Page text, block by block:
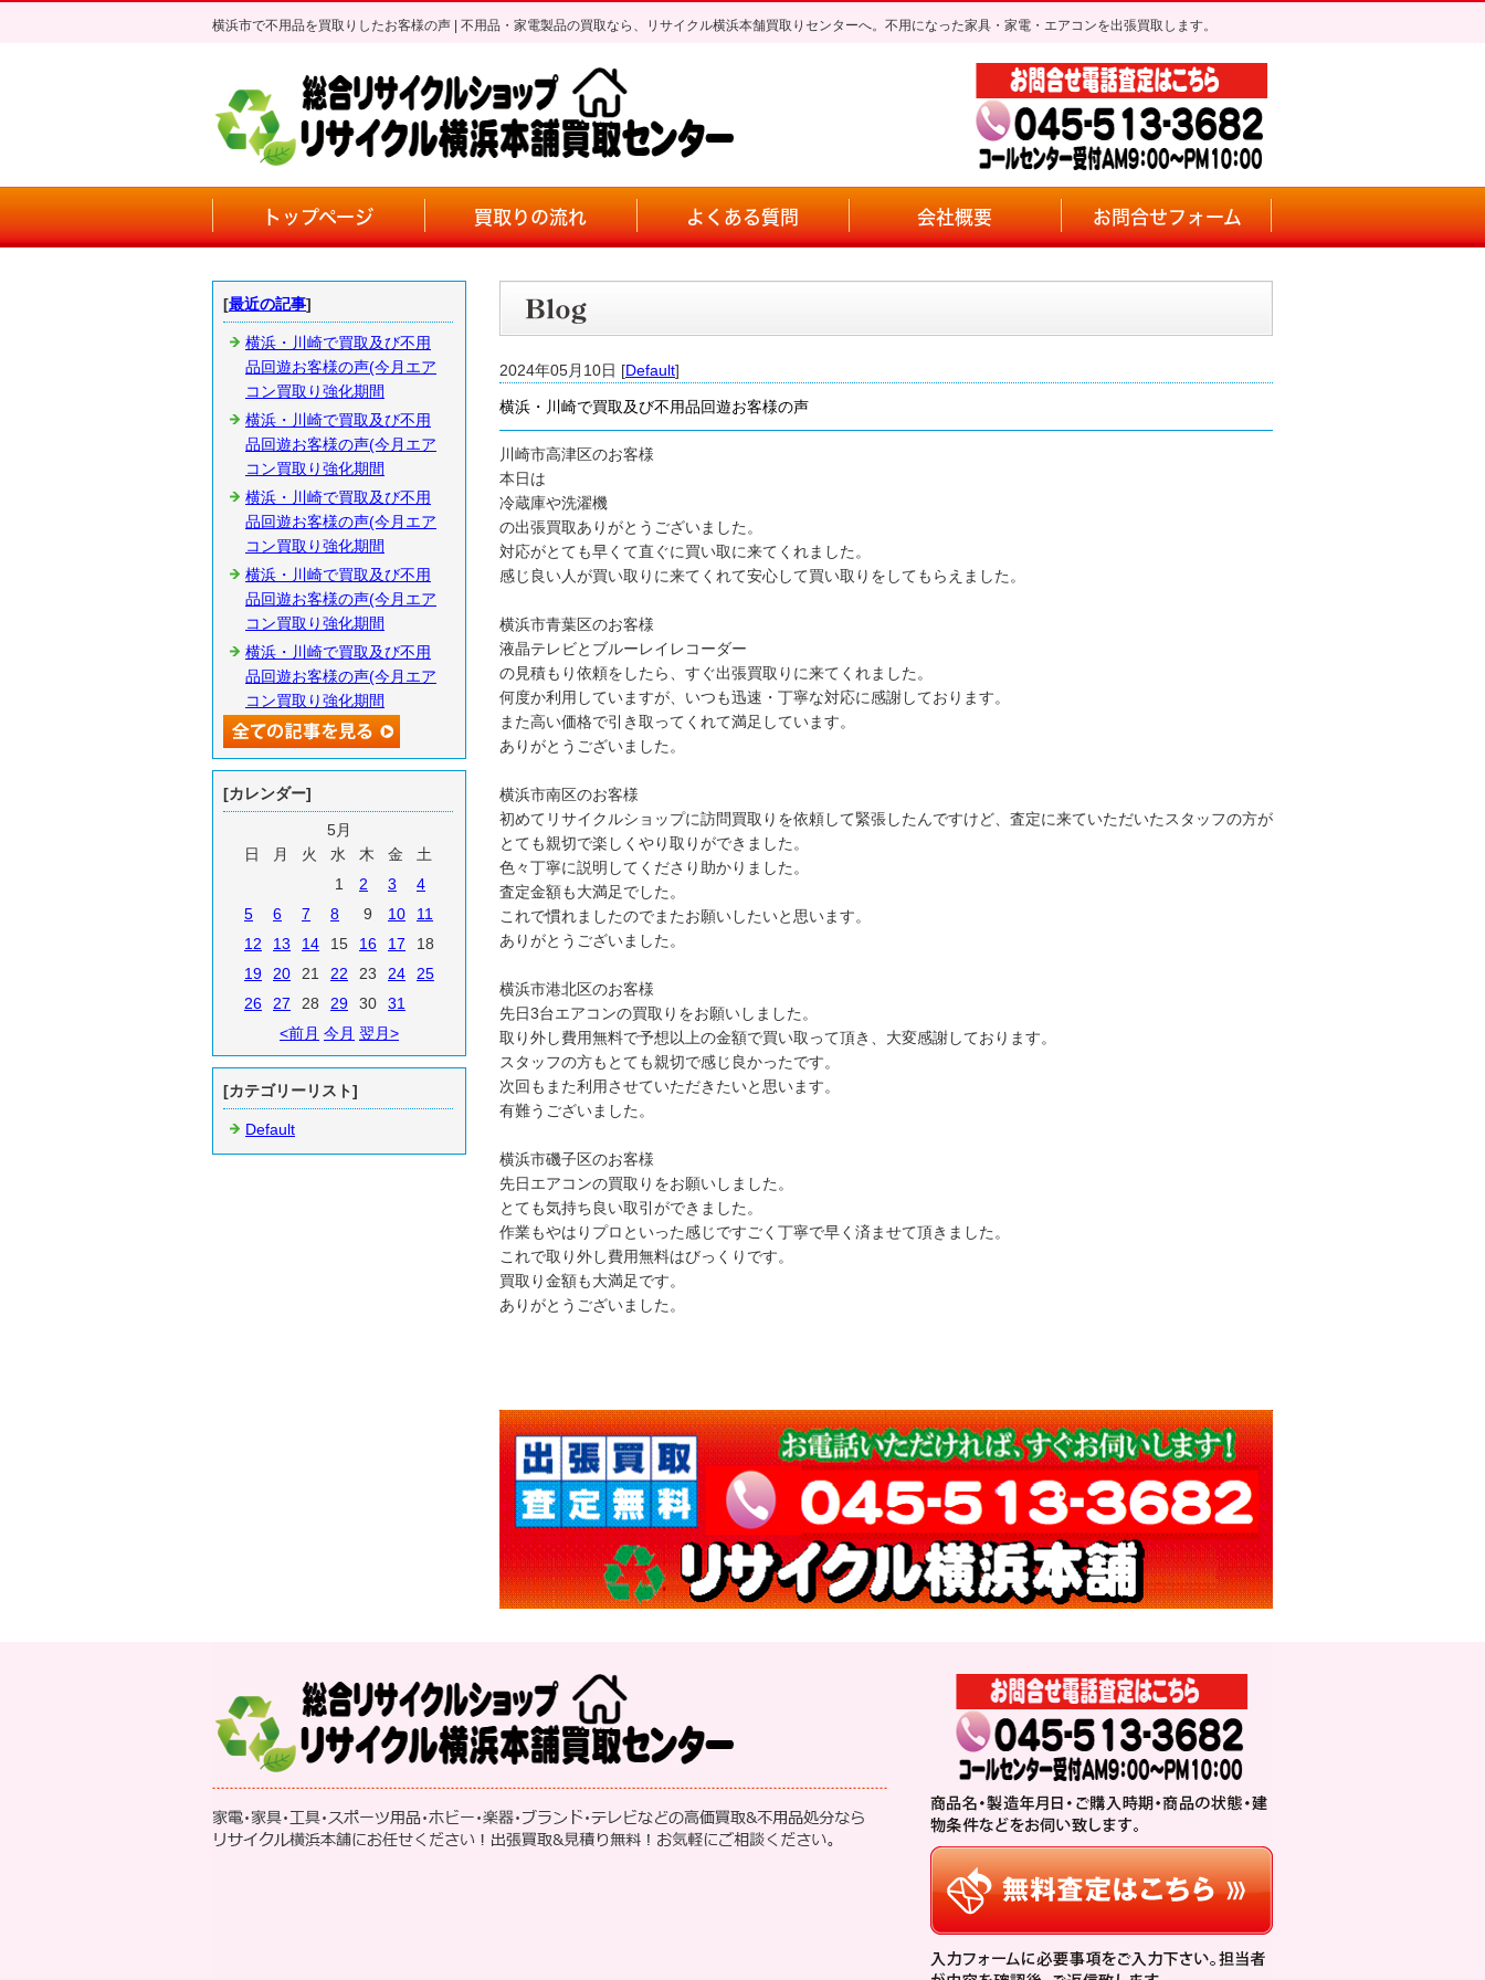
横浜市で不用品を買取りしたお客様の声 | 不用品・家電製品の買取なら、リサイクル横浜本舗買取りセンターへ。不用になった家具・家電・エアコンを出張買取します。
トップページ 買取りの流れ よくある質問 会社概要 お問合せフォーム
2024年05月10日 [Default]
横浜・川崎で買取及び不用品回遊お客様の声
川崎市高津区のお客様
本日は
冷蔵庫や洗濯機
の出張買取ありがとうございました。
対応がとても早くて直ぐに買い取に来てくれました。
感じ良い人が買い取りに来てくれて安心して買い取りをしてもらえました。
横浜市青葉区のお客様
液晶テレビとブルーレイレコーダー
の見積もり依頼をしたら、すぐ出張買取りに来てくれました。
何度か利用していますが、いつも迅速・丁寧な対応に感謝しております。
また高い価格で引き取ってくれて満足しています。
ありがとうございました。
横浜市南区のお客様
初めてリサイクルショップに訪問買取りを依頼して緊張したんですけど、査定に来ていただいたスタッフの方が
とても親切で楽しくやり取りができました。
色々丁寧に説明してくださり助かりました。
査定金額も大満足でした。
これで慣れましたのでまたお願いしたいと思います。
ありがとうございました。
横浜市港北区のお客様
先日3台エアコンの買取りをお願いしました。
取り外し費用無料で予想以上の金額で買い取って頂き、大変感謝しております。
スタッフの方もとても親切で感じ良かったです。
次回もまた利用させていただきたいと思います。
有難うございました。
横浜市磯子区のお客様
先日エアコンの買取りをお願いしました。
とても気持ち良い取引ができました。
作業もやはりプロといった感じですごく丁寧で早く済ませて頂きました。
これで取り外し費用無料はびっくりです。
買取り金額も大満足です。
ありがとうございました。
[最近の記事]
横浜・川崎で買取及び不用
品回遊お客様の声(今月エア
コン買取り強化期間
横浜・川崎で買取及び不用
品回遊お客様の声(今月エア
コン買取り強化期間
横浜・川崎で買取及び不用
品回遊お客様の声(今月エア
コン買取り強化期間
横浜・川崎で買取及び不用
品回遊お客様の声(今月エア
コン買取り強化期間
横浜・川崎で買取及び不用
品回遊お客様の声(今月エア
コン買取り強化期間
[カレンダー]
5月
日
月 火 水 木 金
土
1
2 3
4
5
6 7 8 9 10
11
12
13 14 15 16 17
18
19
20 21 22 23 24
25
26
27 28 29 30
31
<前月 今月 翌月>
[カテゴリーリスト]
Default